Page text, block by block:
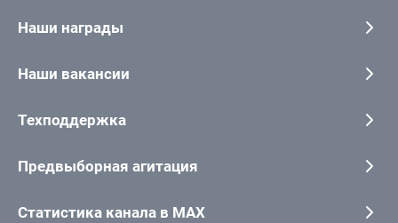
Наши награды
Наши вакансии
Техподдержка
Предвыборная агитация
Статистика канала в MAX